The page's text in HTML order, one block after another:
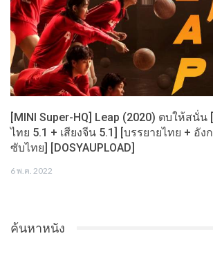
[MINI Super-HQ] Leap (2020) ตบให้สนั่น
ไทย 5.1 + เสียงจีน 5.1] [บรรยายไทย + อัง
ซับไทย] [DOSYAUPLOAD]
6 พ.ค. 2022
ค้นหาหนัง